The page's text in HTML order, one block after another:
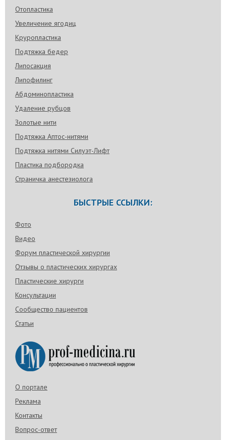
Отопластика
Увеличение ягодиц
Круропластика
Подтяжка бедер
Липосакция
Липофилинг
Абдоминопластика
Удаление рубцов
Золотые нити
Подтяжка Аптос-нитями
Подтяжка нитями Силуэт-Лифт
Пластика подбородка
Страничка анестезиолога
БЫСТРЫЕ ССЫЛКИ:
Фото
Видео
Форум пластической хирургии
Отзывы о пластических хирургах
Пластические хирурги
Консультации
Сообщество пациентов
Статьи
О портале
Реклама
Контакты
Вопрос-ответ